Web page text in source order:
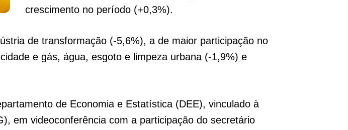
crescimento no período (+0,3%).
de transformação (-5,6%), a de maior participação no
e gás, água, esgoto e limpeza urbana (-1,9%) e
de Economia e Estatística (DEE), vinculado à
em videoconferência com a participação do secretário